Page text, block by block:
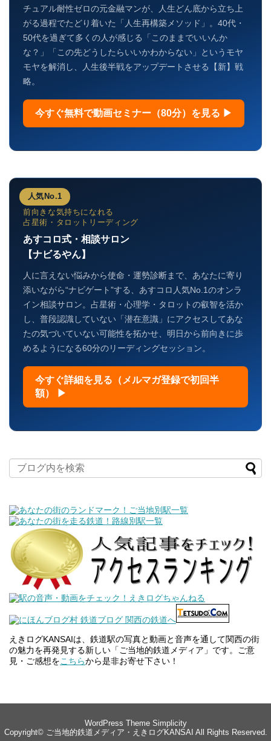
チュアル耐性ゼロの元金融マンが、人生どん底から立ち上
がる過程でたどり着いた「人生再構築メソッド」。40代・
50代を過ぎて多くの人が感じる「このままでいいんか
な？」「この先どうしたらいいかわからない」というモヤ
モヤを解消し、人生後半戦をアップデートさせる【新】戦
略。
今すぐ無料で動画セミナー（80分）を見る ▶
人気No.1
前向きな気持ちになれる
占星術・タロットリーディング
あすコロ式・相談サロン
【ナビるやん】
人に言えない悩みから使命・運勢診断まで、あなたに寄り
添いながら“ナビゲート”する、あすコロ人気No.1のオンラ
イン相談サロン。占星術・心理学・タロットの叡智を活か
し、普段認識していない「潜在意識」にアクセスしてあな
たの気づいていない可能性を拓かせ、明日から前向きに歩
めるようになる60分のリーディングセッション。
今すぐ詳細を見る（メルマガ登録で初回半
額） ▶
えきログKANSAIは、鉄道駅の写真と動画と音声を通して関西の街
の魅力を再発見する新しい「ご当地的鉄道メディア」です。ご意
見・ご感想をこちらから是非お寄せ下さい！
WordPress Theme Simplicity
Copyright© ご当地的鉄道メディア・えきログKANSAI All Rights Reserved.